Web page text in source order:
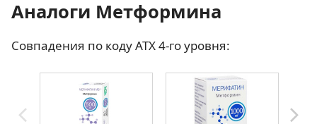
Аналоги Метформина
Совпадения по коду АТХ 4-го уровня: